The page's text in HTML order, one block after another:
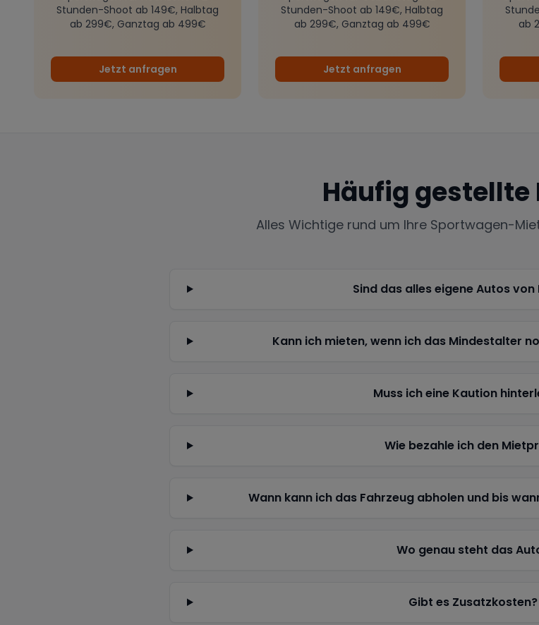
Stunden-Shoot ab 149€, Halbtag
ab 299€, Ganztag ab 499€
Jetzt anfragen
Stunden-Shoot ab 149€, Halbtag
ab 299€, Ganztag ab 499€
Jetzt anfragen
ab
Häufig gestellte
Alles Wichtige rund um Ihre Sportwagen-
Sind das alles eigene Autos von
Kann ich mieten, wenn ich das Mindestalter
Muss ich eine Kaution
Wie bezahle ich den
Wann kann ich das Fahrzeug abholen und bis
Wo genau steht das
Gibt es Zusatzkosten?